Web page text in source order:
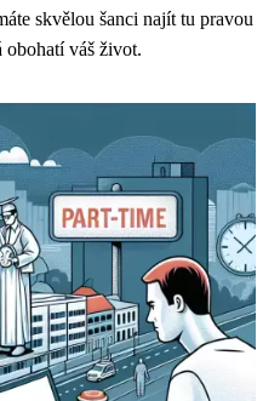
skvělou šanci najít tu pravou
obohatí váš život.